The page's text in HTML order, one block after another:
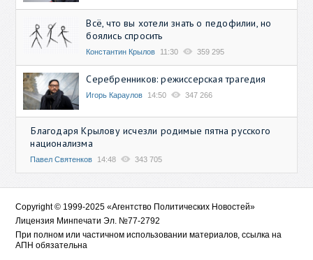
Всё, что вы хотели знать о педофилии, но
боялись спросить
Константин Крылов 11:30 359 295
Серебренников: режиссерская трагедия
Игорь Караулов 14:50 347 266
Благодаря Крылову исчезли родимые пятна русского
национализма
Павел Святенков 14:48 343 705
Copyright © 1999-2025 «Агентство Политических Новостей»
Лицензия Минпечати Эл. №77-2792
При полном или частичном использовании материалов, ссылка на
АПН обязательна